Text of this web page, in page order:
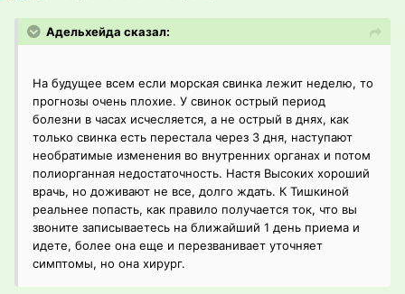
Адельхейда сказал:
На будущее всем если морская свинка лежит неделю, то
прогнозы очень плохие. У свинок острый период
болезни в часах исчесляется, а не острый в днях, как
только свинка есть перестала через 3 дня, наступают
необратимые изменения во внутренних органах и потом
полиорганная недостаточность. Настя Высоких хороший
врачь, но доживают не все, долго ждать. К Тишкиной
реальнее попасть, как правило получается ток, что вы
звоните записываетесь на ближайший 1 день приема и
идете, более она еще и перезванивает уточняет
симптомы, но она хирург.